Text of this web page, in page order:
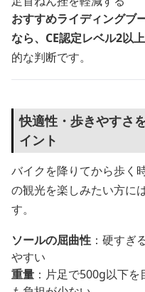
おすすめライディングブ
なら、CE認定レベル2以
的な判断です。
快適性・歩きやすさ
イント
バイクを降りてから歩く
の観光を楽しみたい方に
す。
ソールの屈曲性 ：硬すぎ
やすい
重量 ：片足で500g以下